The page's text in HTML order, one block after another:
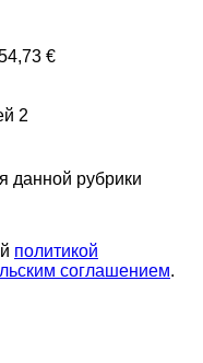
€
2
данной рубрики
политикой
соглашением.